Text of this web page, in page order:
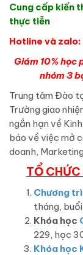
Cung cấp kiến
thực tiễn
Hotline và
Giám 10% học
nhóm 3
Trung tâm Đào
Trường giao
ngắn hạn về
báo về việc mở
doanh,
TỔ
Chương
tháng,
Khóa học
229, học
Khóa học